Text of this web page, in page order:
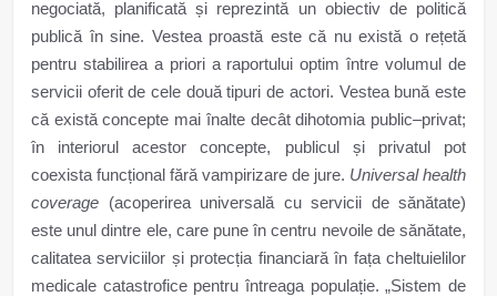
negociată, planificată și reprezintă un obiectiv de politică
publică în sine. Vestea proastă este că nu există o rețetă
pentru stabilirea a priori a raportului optim între volumul de
servicii oferit de cele două tipuri de actori. Vestea bună este
că există concepte mai înalte decât dihotomia public–privat;
în interiorul acestor concepte, publicul și privatul pot
coexista funcțional fără vampirizare de jure. Universal health
coverage (acoperirea universală cu servicii de sănătate)
este unul dintre ele, care pune în centru nevoile de sănătate,
calitatea serviciilor și protecția financiară în fața cheltuielilor
medicale catastrofice pentru întreaga populație. „Sistem de